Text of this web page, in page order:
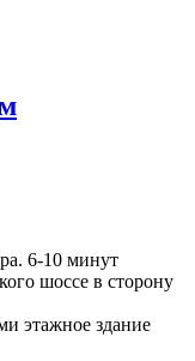
6-10 минут
шоссе в сторону
этажное здание